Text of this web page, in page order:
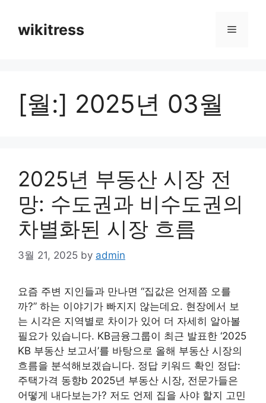
contentwikitress Menu
[월:] 2025년 03월
2025년 부동산 시장 전
망: 수도권과 비수도권의
차별화된 시장 흐름
3월 21, 2025 by admin
요즘 주변 지인들과 만나면 “집값은 언제쯤 오를
까?” 하는 이야기가 빠지지 않는데요. 현장에서 보
는 시각은 지역별로 차이가 있어 더 자세히 알아볼
필요가 있습니다. KB금융그룹이 최근 발표한 ‘2025
KB 부동산 보고서’를 바탕으로 올해 부동산 시장의
흐름을 분석해보겠습니다. 정답 키워드 확인 정답:
주택가격 동향b 2025년 부동산 시장, 전문가들은
어떻게 내다보는가? 저도 언제 집을 사야 할지 고민